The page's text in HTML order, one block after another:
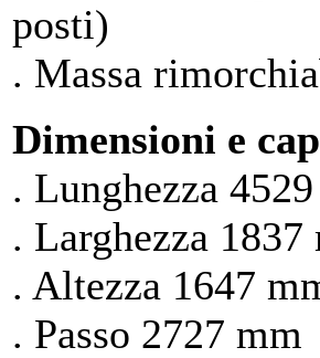
posti)
. Massa
Dimensioni e
. Lunghezza
. Larghezza 1837
. Altezza 1647
. Passo 2727 mm